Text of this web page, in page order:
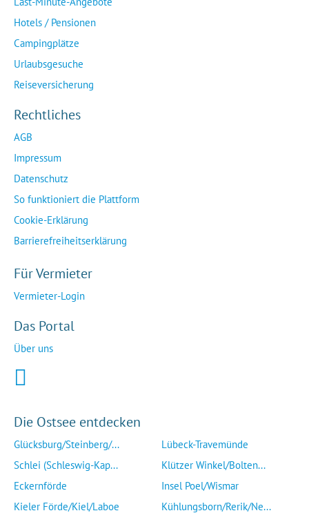
Hotels / Pensionen
Campingplätze
Urlaubsgesuche
Reiseversicherung
Rechtliches
AGB
Impressum
Datenschutz
So funktioniert die Plattform
Cookie-Erklärung
Barrierefreiheitserklärung
Für Vermieter
Vermieter-Login
Das Portal
Über uns
Die Ostsee entdecken
Glücksburg/Steinberg/...
Schlei (Schleswig-Kap...
Eckernförde
Kieler Förde/Kiel/Laboe
Lübeck-Travemünde
Klützer Winkel/Bolten...
Insel Poel/Wismar
Kühlungsborn/Rerik/Ne...